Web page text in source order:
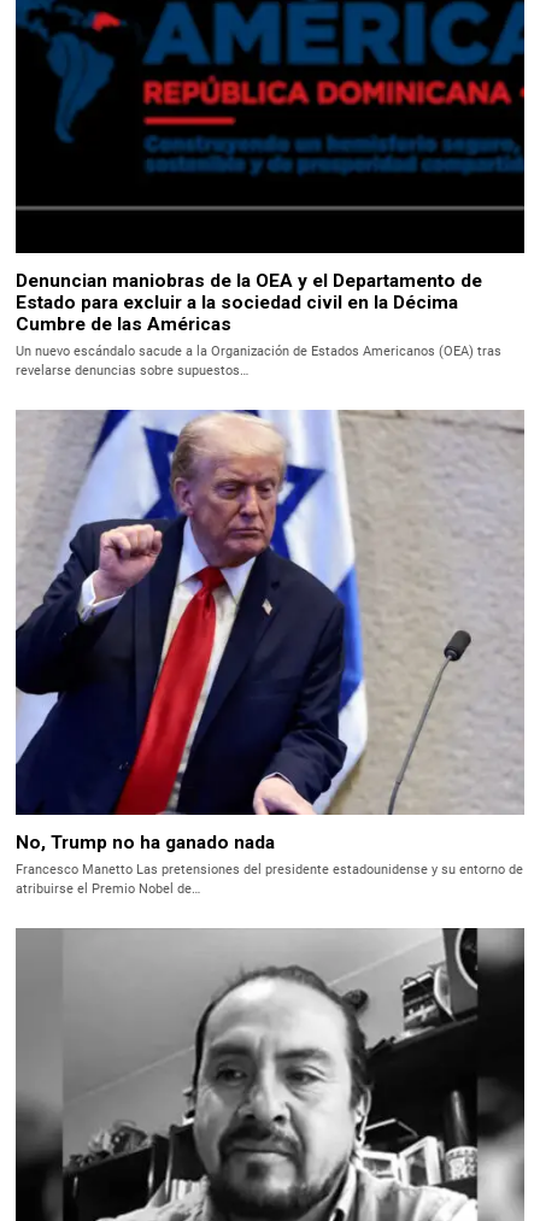
Denuncian maniobras de la OEA y el Departamento de
Estado para excluir a la sociedad civil en la Décima
Cumbre de las Américas
Un nuevo escándalo sacude a la Organización de Estados Americanos (OEA) tras
revelarse denuncias sobre supuestos…
No, Trump no ha ganado nada
Francesco Manetto Las pretensiones del presidente estadounidense y su entorno de
atribuirse el Premio Nobel de…